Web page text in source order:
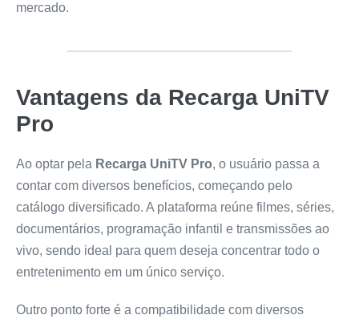
mercado.
Vantagens da Recarga UniTV
Pro
Ao optar pela Recarga UniTV Pro, o usuário passa a
contar com diversos benefícios, começando pelo
catálogo diversificado. A plataforma reúne filmes, séries,
documentários, programação infantil e transmissões ao
vivo, sendo ideal para quem deseja concentrar todo o
entretenimento em um único serviço.
Outro ponto forte é a compatibilidade com diversos